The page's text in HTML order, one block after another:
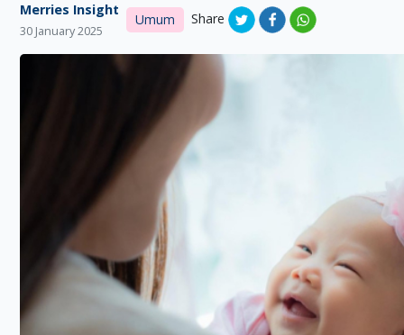
Merries Insight
30 January 2025
Umum Share